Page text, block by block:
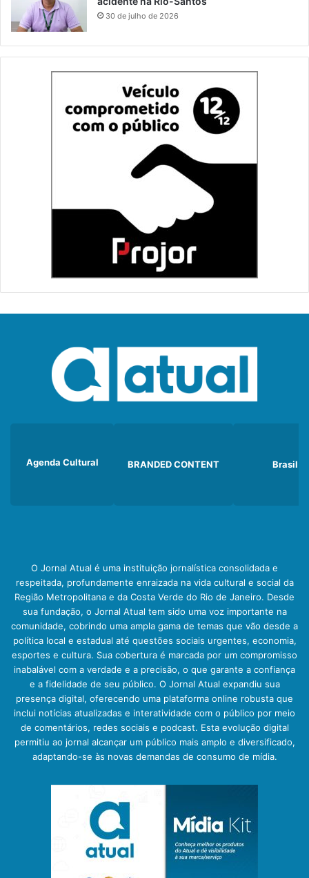
30 de julho de 2026
Agenda Cultural BRANDED CONTENT Brasil
O Jornal Atual é uma instituição jornalística consolidada e
respeitada, profundamente enraizada na vida cultural e social da
Região Metropolitana e da Costa Verde do Rio de Janeiro. Desde
sua fundação, o Jornal Atual tem sido uma voz importante na
comunidade, cobrindo uma ampla gama de temas que vão desde a
política local e estadual até questões sociais urgentes, economia,
esportes e cultura. Sua cobertura é marcada por um compromisso
inabalável com a verdade e a precisão, o que garante a confiança
e a fidelidade de seu público. O Jornal Atual expandiu sua
presença digital, oferecendo uma plataforma online robusta que
inclui notícias atualizadas e interatividade com o público por meio
de comentários, redes sociais e podcast. Esta evolução digital
permitiu ao jornal alcançar um público mais amplo e diversificado,
adaptando-se às novas demandas de consumo de mídia.